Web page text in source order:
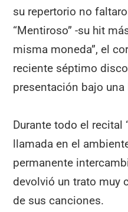
su repertorio no
“Mentiroso” -su hit
misma moneda”, el
reciente séptimo
presentación bajo
Durante todo el recital
llamada en el
permanente
devolvió un trato muy
de sus canciones.